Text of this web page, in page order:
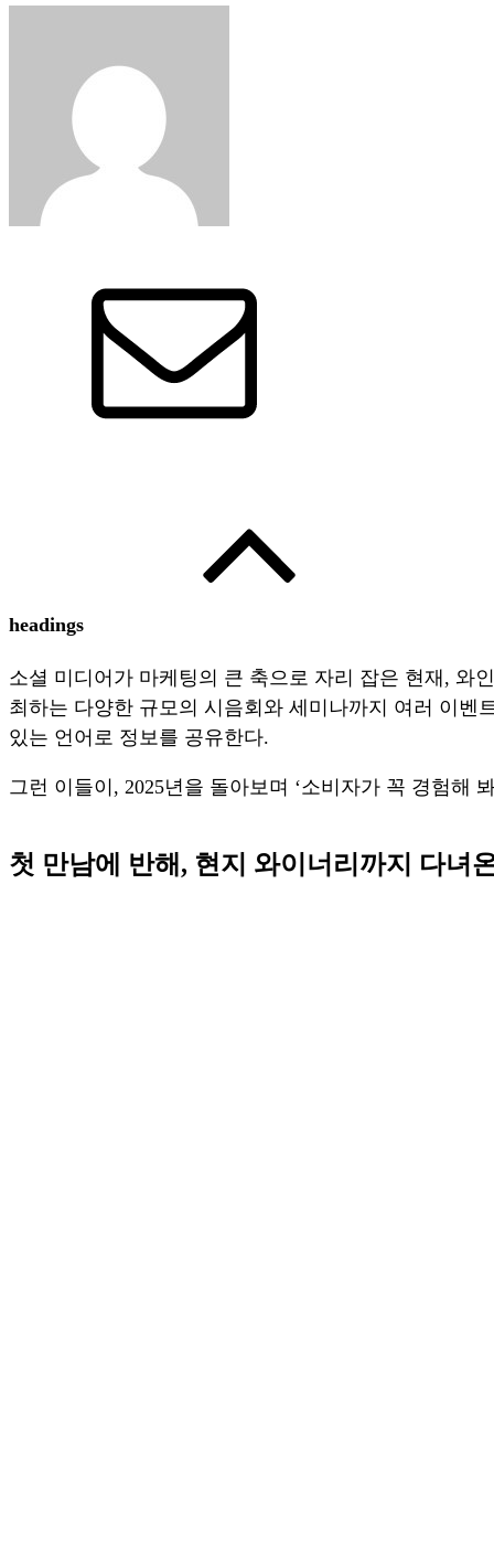
headings
소셜 미디어가 마케팅의 큰 축으로 자리 잡은 현재, 와
최하는 다양한 규모의 시음회와 세미나까지 여러 이벤
있는 언어로 정보를 공유한다.
그런 이들이, 2025년을 돌아보며 ‘소비자가 꼭 경험해
첫 만남에 반해, 현지 와이너리까지 다녀